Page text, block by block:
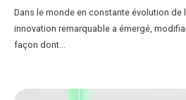
Dans le monde en constante évolution de
innovation remarquable a émergé,
façon dont...